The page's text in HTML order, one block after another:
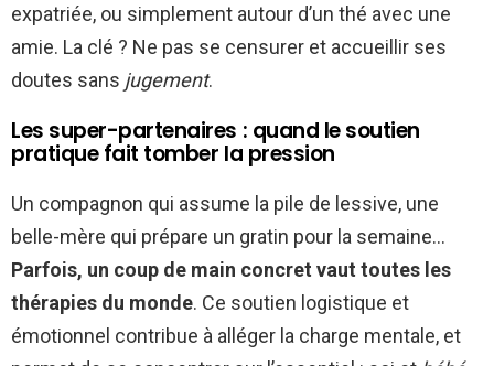
expatriée, ou simplement autour d’un thé avec une
amie. La clé ? Ne pas se censurer et accueillir ses
doutes sans jugement.
Les super-partenaires : quand le soutien
pratique fait tomber la pression
Un compagnon qui assume la pile de lessive, une
belle-mère qui prépare un gratin pour la semaine…
Parfois, un coup de main concret vaut toutes les
thérapies du monde. Ce soutien logistique et
émotionnel contribue à alléger la charge mentale, et